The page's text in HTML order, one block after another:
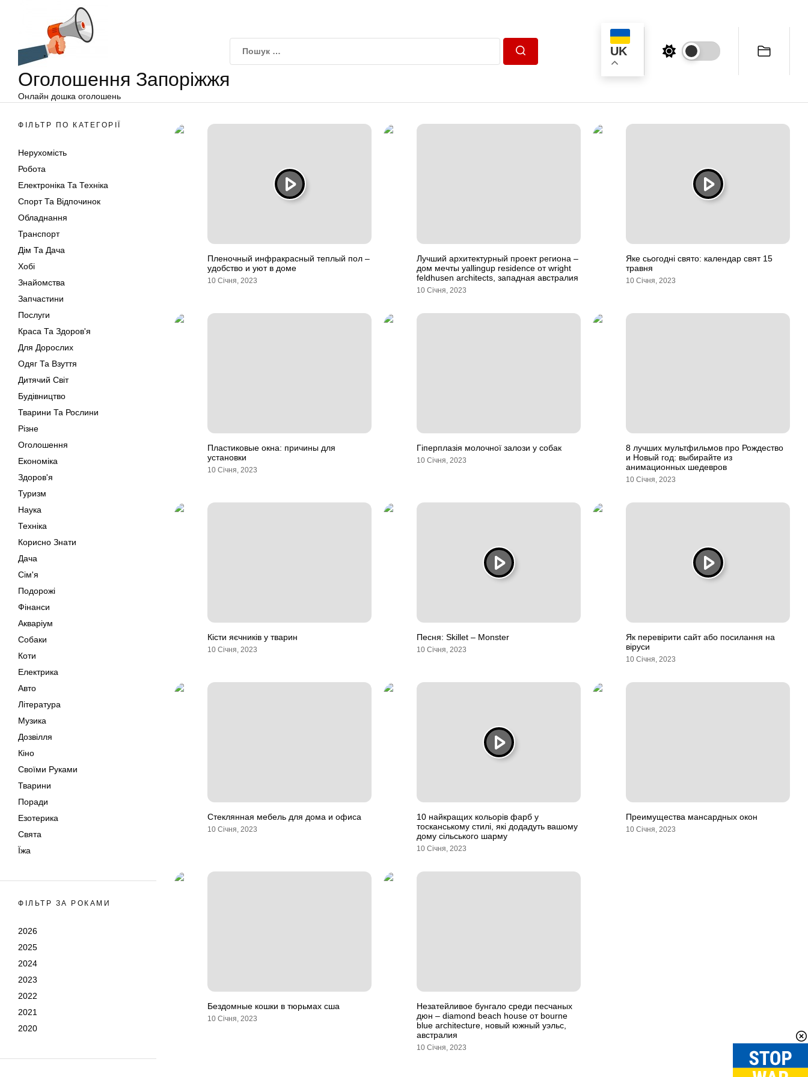
Оголошення Запоріжжя
Онлайн дошка оголошень
UK
ФІЛЬТР ПО КАТЕГОРІЇ
Нерухомість
Робота
Електроніка Та Техніка
Спорт Та Відпочинок
Обладнання
Транспорт
Дім Та Дача
Хобі
Знайомства
Запчастини
Послуги
Краса Та Здоров'я
Для Дорослих
Одяг Та Взуття
Дитячий Світ
Будівництво
Тварини Та Рослини
Різне
Оголошення
Економіка
Здоров'я
Туризм
Наука
Техніка
Корисно Знати
Дача
Сім'я
Подорожі
Фінанси
Акваріум
Собаки
Коти
Електрика
Авто
Література
Музика
Дозвілля
Кіно
Своїми Руками
Тварини
Поради
Езотерика
Свята
Їжа
ФІЛЬТР ЗА РОКАМИ
2026
2025
2024
2023
2022
2021
2020
Пленочный инфракрасный теплый пол –
удобство и уют в доме
10 Січня, 2023
Лучший архитектурный проект региона –
дом мечты yallingup residence от wright
feldhusen architects, западная австралия
10 Січня, 2023
Яке сьогодні свято: календар свят 15
травня
10 Січня, 2023
Пластиковые окна: причины для
установки
10 Січня, 2023
Гіперплазія молочної залози у собак
10 Січня, 2023
8 лучших мультфильмов про Рождество
и Новый год: выбирайте из
анимационных шедевров
10 Січня, 2023
Кісти яєчників у тварин
10 Січня, 2023
Песня: Skillet – Monster
10 Січня, 2023
Як перевірити сайт або посилання на
віруси
10 Січня, 2023
Стеклянная мебель для дома и офиса
10 Січня, 2023
10 найкращих кольорів фарб у
тосканському стилі, які додадуть вашому
дому сільського шарму
10 Січня, 2023
Преимущества мансардных окон
10 Січня, 2023
Бездомные кошки в тюрьмах сша
10 Січня, 2023
Незатейливое бунгало среди песчаных
дюн – diamond beach house от bourne
blue architecture, новый южный уэльс,
австралия
10 Січня, 2023